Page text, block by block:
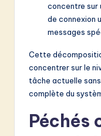
concentre sur
de connexion
messages
Cette
concentrer sur le
tâche actuelle
complète du
Péchés